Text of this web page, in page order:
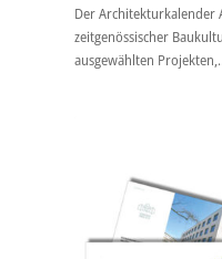
Der Architekturkalender
zeitgenössischer
ausgewählten